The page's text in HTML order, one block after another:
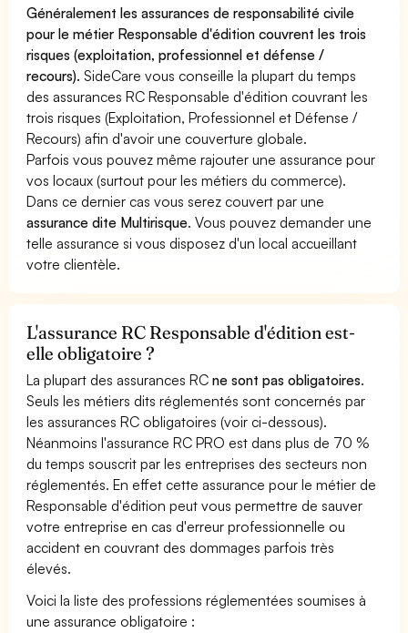
Généralement les assurances de responsabilité civile
pour le métier Responsable d'édition couvrent les trois
risques (exploitation, professionnel et défense /
recours). SideCare vous conseille la plupart du temps
des assurances RC Responsable d'édition couvrant les
trois risques (Exploitation, Professionnel et Défense /
Recours) afin d'avoir une couverture globale.
Parfois vous pouvez même rajouter une assurance pour
vos locaux (surtout pour les métiers du commerce).
Dans ce dernier cas vous serez couvert par une
assurance dite Multirisque. Vous pouvez demander une
telle assurance si vous disposez d'un local accueillant
votre clientèle.
L'assurance RC Responsable d'édition est-
elle obligatoire ?
La plupart des assurances RCne sont pas obligatoires.
Seuls les métiers dits réglementés sont concernés par
les assurances RC obligatoires (voir ci-dessous).
Néanmoins l'assurance RC PRO est dans plus de 70 %
du temps souscrit par les entreprises des secteurs non
réglementés. En effet cette assurance pour le métier de
Responsable d'édition peut vous permettre de sauver
votre entreprise en cas d'erreur professionnelle ou
accident en couvrant des dommages parfois très
élevés.
Voici la liste des professions réglementées soumises à
une assurance obligatoire :